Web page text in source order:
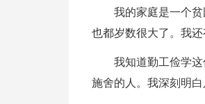
我的家庭是一个
也都岁数很大了。我
我知道勤工俭学
施舍的人。我深刻明